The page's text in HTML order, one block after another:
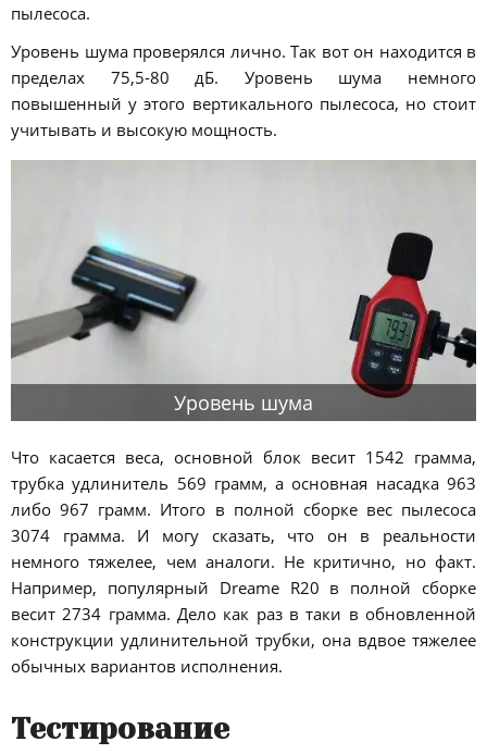
пылесоса.
Уровень шума проверялся лично. Так вот он находится в
пределах 75,5-80 дБ. Уровень шума немного
повышенный у этого вертикального пылесоса, но стоит
учитывать и высокую мощность.
Уровень шума
Что касается веса, основной блок весит 1542 грамма,
трубка удлинитель 569 грамм, а основная насадка 963
либо 967 грамм. Итого в полной сборке вес пылесоса
3074 грамма. И могу сказать, что он в реальности
немного тяжелее, чем аналоги. Не критично, но факт.
Например, популярный Dreame R20 в полной сборке
весит 2734 грамма. Дело как раз в таки в обновленной
конструкции удлинительной трубки, она вдвое тяжелее
обычных вариантов исполнения.
Тестирование